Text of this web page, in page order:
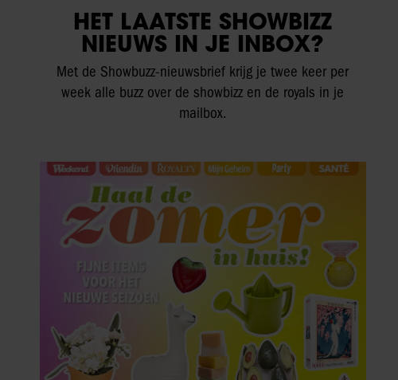
HET LAATSTE SHOWBIZZ
NIEUWS IN JE INBOX?
Met de Showbuzz-nieuwsbrief krijg je twee keer per
week alle buzz over de showbizz en de royals in je
mailbox.